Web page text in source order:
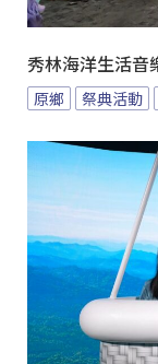
秀林海洋生活音
原鄉 祭典活動